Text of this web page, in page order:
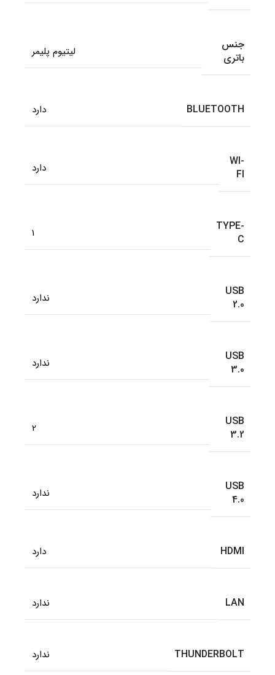
جنس
باتری
لیتیوم پلیمر
BLUETOOTH دارد
WI-
FI
دارد
TYPE-
C
1
USB
2.0
ندارد
USB
3.0
ندارد
USB
3.2
2
USB
4.0
ندارد
HDMI دارد
LAN ندارد
THUNDERBOLT ندارد